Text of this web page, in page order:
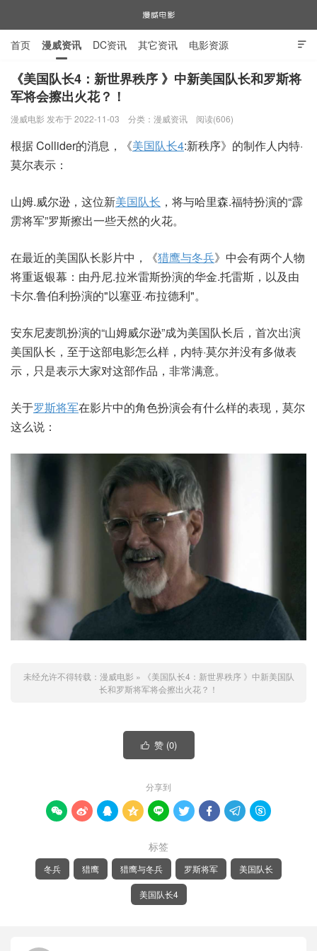
漫威电影

首页 漫威资讯 DC资讯 其它资讯 电影资源
电视剧资源 漫威图片
《美国队长4：新世界秩序 》中新美国队长和罗斯将
军将会擦出火花？！
漫威电影 发布于 2022-11-03 分类： 漫威资讯 阅读(606)
根据 Collider的消息，《美国队长4:新秩序》的制作人内特·
莫尔表示：
山姆.威尔逊，这位新美国队长 ，将与哈里森.福特扮演的“霹
雳将军”罗斯擦出一些天然的火花。
在最近的美国队长影片中，《猎鹰与冬兵》中会有两个人物
将重返银幕：由丹尼.拉米雷斯扮演的华金.托雷斯，以及由
卡尔.鲁伯利扮演的"以塞亚·布拉德利"。
安东尼麦凯扮演的“山姆威尔逊”成为美国队长后，首次出演
美国队长，至于这部电影怎么样，内特·莫尔并没有多做表
示，只是表示大家对这部作品，非常满意。
关于罗斯将军在影片中的角色扮演会有什么样的表现，莫尔
这么说：
未经允许不得转载： 漫威电影 »
《美国队长4：新世界秩序 》中新美国队
长和罗斯将军将会擦出火花？！
 赞 (0)
分享到
        
标签
冬兵 猎鹰 猎鹰与冬兵 罗斯将军 美国队长
美国队长4